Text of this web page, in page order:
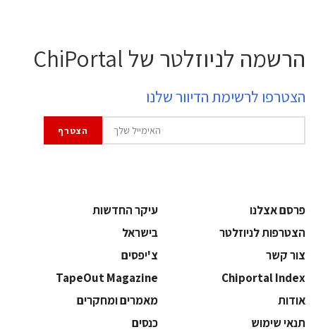
הרשמה לניוזלטר של ChiPortal
הצטרפו לרשימת הדיוור שלנו
פרסם אצלנו
עיקר החדשות
הצטרפות לניוזלטר
בישראל
צור קשר
צ'יפסים
Chiportal Index
TapeOut Magazine
אודות
מאמרים ומחקרים
תנאי שימוש
כנסים